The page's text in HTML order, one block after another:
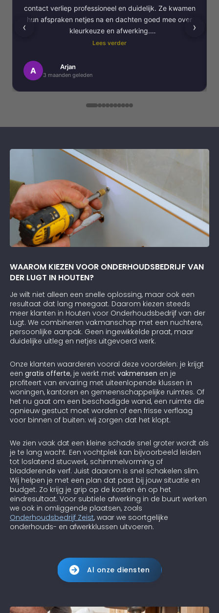
contact verliep professioneel en duidelijk. Ze kwamen
hun afspraken netjes na en dachten goed mee over
kleurkeuze en afwerking.
uitgevoerd. Alles is strak afgewerkt en ze werkten
netjes en zorgvuldig, met oog voor detail. .
Lees verder
A Arjan
3 maanden geleden
‹ ›
WAAROM KIEZEN VOOR ONDERHOUDSBEDRIJF VAN
DER LUGT IN HOUTEN?
Je wilt niet alleen een snelle oplossing, maar ook een
resultaat dat lang meegaat. Daarom kiezen steeds
meer klanten in Houten voor Onderhoudsbedrijf van der
Lugt. We combineren vakmanschap met een nuchtere,
persoonlijke aanpak. Geen ingewikkelde praat, maar
duidelijke uitleg en netjes uitgevoerd werk.
Onze klanten waarderen vooral deze voordelen: je krijgt
een gratis offerte, je werkt met vakmensen en je
profiteert van ervaring met uiteenlopende klussen in
woningen, kantoren en gemeenschappelijke ruimtes. Of
het nu gaat om een beschadigde wand, een ruimte die
opnieuw gestuct moet worden of een frisse verflaag
voor binnen of buiten: wij zorgen dat het klopt.
We zien vaak dat een kleine schade snel groter wordt als
je te lang wacht. Een vochtplek kan bijvoorbeeld leiden
tot loslatend stucwerk, schimmelvorming of
bladderende verf. Juist daarom is snel schakelen slim.
Wij helpen je met een plan dat past bij jouw situatie en
budget. Zo krijg je grip op de kosten én op het
eindresultaat. Voor subtiele afwerking in de buurt werken
we ook in omliggende plaatsen, zoals
Onderhoudsbedrijf Zeist, waar we soortgelijke
onderhouds- en afwerkklussen uitvoeren.
Al onze diensten